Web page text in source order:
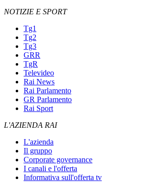
NOTIZIE E SPORT
Tg1
Tg2
Tg3
GRR
TgR
Televideo
Rai News
Rai Parlamento
GR Parlamento
Rai Sport
L'AZIENDA RAI
L'azienda
Il gruppo
Corporate governance
I canali e l'offerta
Informativa sull'offerta tv